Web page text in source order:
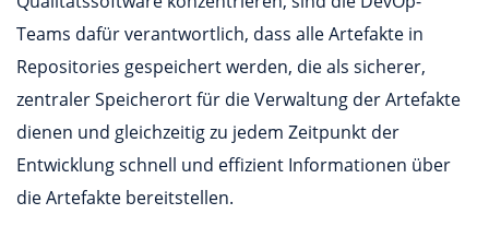
Teams dafür verantwortlich, dass alle Artefakte in
Repositories gespeichert werden, die als sicherer,
zentraler Speicherort für die Verwaltung der Artefakte
dienen und gleichzeitig zu jedem Zeitpunkt der
Entwicklung schnell und effizient Informationen über
die Artefakte bereitstellen.